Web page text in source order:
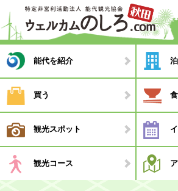
メニュー
泊まる
買う
食べる
観光スポット
能代を紹介
買う
観光スポット
観光コース